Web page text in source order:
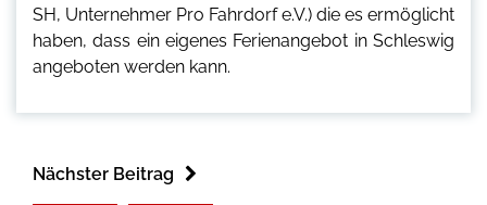
SH, Unternehmer Pro Fahrdorf e.V.) die es ermöglicht
haben, dass ein eigenes Ferienangebot in Schleswig
angeboten werden kann.
Nächster Beitrag